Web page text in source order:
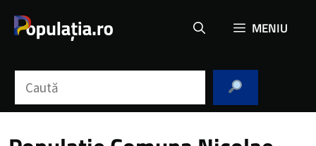
MENIU